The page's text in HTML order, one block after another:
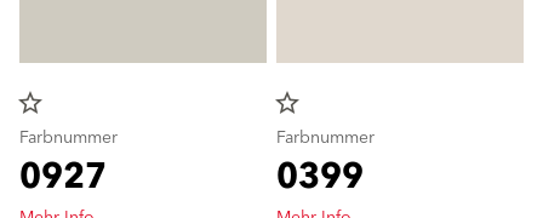
star_border
Farbnummer
0927
star_border
Farbnummer
0399